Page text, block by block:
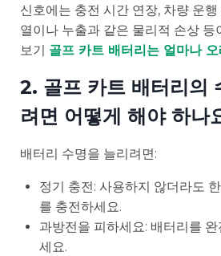
신호에는 충전 시간 연장, 차량 운
열이나 누출과 같은 물리적 손상 등
보기 골프 카트 배터리는 얼마나
2. 골프 카트 배터리의
려면 어떻게 해야 하나
배터리 수명을 늘리려면:
정기 충전: 사용하지 않더라도
를 충전하세요.
과방전을 피하세요: 배터리를
세요.